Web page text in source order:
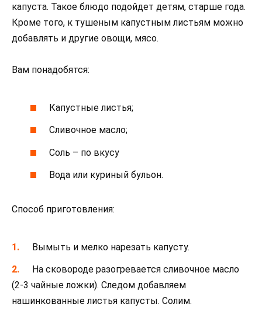
капуста. Такое блюдо подойдет детям, старше года.
Кроме того, к тушеным капустным листьям можно
добавлять и другие овощи, мясо.
Вам понадобятся:
Капустные листья;
Сливочное масло;
Соль – по вкусу
Вода или куриный бульон.
Способ приготовления:
Вымыть и мелко нарезать капусту.
На сковороде разогревается сливочное масло
(2-3 чайные ложки). Следом добавляем
нашинкованные листья капусты. Солим.